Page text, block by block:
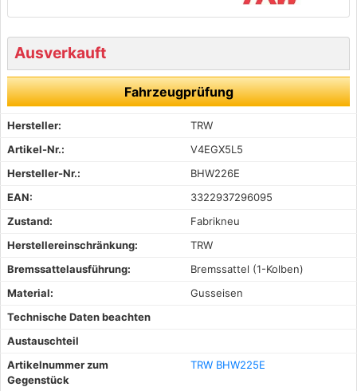
Ausverkauft
Fahrzeugprüfung
Hersteller:
TRW
Artikel-Nr.:
V4EGX5L5
Hersteller-Nr.:
BHW226E
EAN:
3322937296095
Zustand:
Fabrikneu
Herstellereinschränkung:
TRW
Bremssattelausführung:
Bremssattel (1-Kolben)
Material:
Gusseisen
Technische Daten beachten
Austauschteil
Artikelnummer zum
Gegenstück
TRW BHW225E